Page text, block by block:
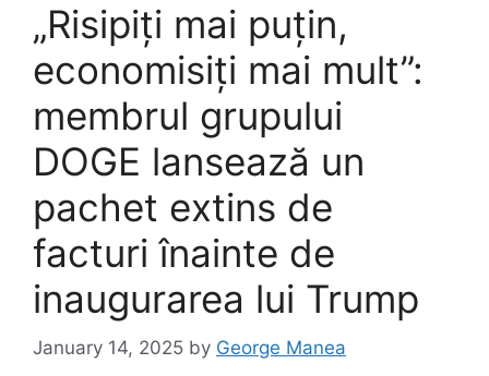
„Risipiți mai puțin,
economisiți mai mult”:
membrul grupului
DOGE lansează un
pachet extins de
facturi înainte de
inaugurarea lui Trump
January 14, 2025 by George Manea